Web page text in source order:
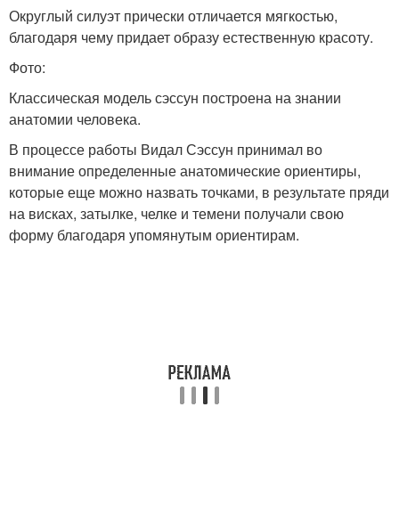
Округлый силуэт прически отличается мягкостью,
благодаря чему придает образу естественную красоту.
Фото:
Классическая модель сэссун построена на знании
анатомии человека.
В процессе работы Видал Сэссун принимал во
внимание определенные анатомические ориентиры,
которые еще можно назвать точками, в результате пряди
на висках, затылке, челке и темени получали свою
форму благодаря упомянутым ориентирам.